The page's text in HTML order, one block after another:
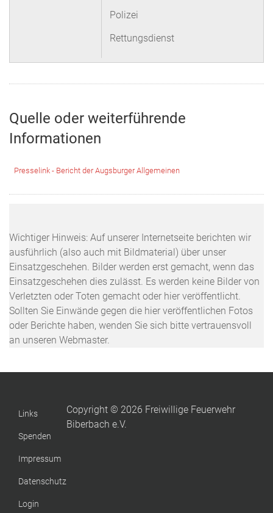
Polizei
Rettungsdienst
Quelle oder weiterführende
Informationen
Presselink - Bericht der Augsburger Allgemeinen
Wichtiger Hinweis: Auf unserer Internetseite berichten wir
ausführlich (also auch mit Bildmaterial) über unser
Einsatzgeschehen. Bilder werden erst gemacht, wenn das
Einsatzgeschehen dies zulässt. Es werden keine Bilder von
Verletzten oder Toten gemacht oder hier veröffentlicht.
Sollten Sie Einwände gegen die hier veröffentlichen Fotos
oder Berichte haben, wenden Sie sich bitte vertrauensvoll
an unseren Webmaster.
Links
Spenden
Impressum
Datenschutz
Login
Copyright © 2026 Freiwillige Feuerwehr
Biberbach e.V.